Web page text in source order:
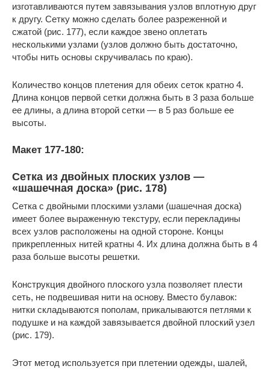
изготавливаются путем завязывания узлов вплотную друг
к другу. Сетку можно сделать более разреженной и
сжатой (рис. 177), если каждое звено оплетать
несколькими узлами (узлов должно быть достаточно,
чтобы нить основы скручивалась по краю).
Количество концов плетения для обеих сеток кратно 4.
Длина концов первой сетки должна быть в 3 раза больше
ее длины, а длина второй сетки — в 5 раз больше ее
высоты.
Макет 177-180:
Сетка из двойных плоских узлов —
«шашечная доска» (рис. 178)
Сетка с двойными плоскими узлами (шашечная доска)
имеет более выраженную текстуру, если перекладины
всех узлов расположены на одной стороне. Концы
прикрепленных нитей кратны 4. Их длина должна быть в 4
раза больше высоты решетки.
Конструкция двойного плоского узла позволяет плести
сеть, не подвешивая нити на основу. Вместо булавок:
нитки складываются пополам, прикалываются петлями к
подушке и на каждой завязывается двойной плоский узел
(рис. 179).
Этот метод используется при плетении одежды, шалей,